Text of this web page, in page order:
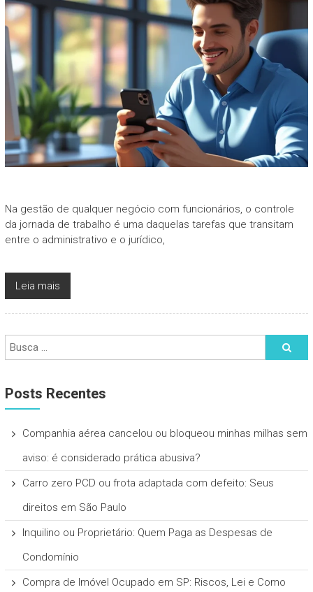
Na gestão de qualquer negócio com funcionários, o controle
da jornada de trabalho é uma daquelas tarefas que transitam
entre o administrativo e o jurídico,
Leia mais
Posts Recentes
Companhia aérea cancelou ou bloqueou minhas milhas sem
aviso: é considerado prática abusiva?
Carro zero PCD ou frota adaptada com defeito: Seus
direitos em São Paulo
Inquilino ou Proprietário: Quem Paga as Despesas de
Condomínio
Compra de Imóvel Ocupado em SP: Riscos, Lei e Como